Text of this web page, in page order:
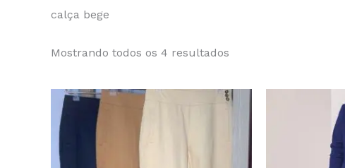
calça bege
Mostrando todos os 4 resultados